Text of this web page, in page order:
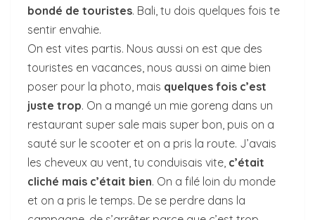
bondé de touristes. Bali, tu dois quelques fois te
sentir envahie.
On est vites partis. Nous aussi on est que des
touristes en vacances, nous aussi on aime bien
poser pour la photo, mais quelques fois c’est
juste trop. On a mangé un mie goreng dans un
restaurant super sale mais super bon, puis on a
sauté sur le scooter et on a pris la route. J’avais
les cheveux au vent, tu conduisais vite, c’était
cliché mais c’était bien. On a filé loin du monde
et on a pris le temps. De se perdre dans la